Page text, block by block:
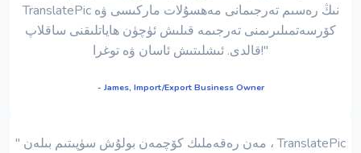
TranslatePic نىڭ رەسىم تەرجىمانى مەھسۇلات ماركىسى ۋە
كۆرسەتمىلىرىمنى تەرجىمە قىلىش ئۈچۈن ھاياتلىقنى ساقلاپ
قالدى. ئىشلىتىش ئاسان ۋە توغرا!"
- James, Import/Export Business Owner
" مەن رەقەملىك كۆچمەن بولۇش سۈپىتىم بىلەن ، TranslatePic